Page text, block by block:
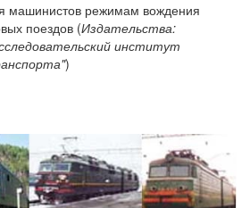
машинистов режимам вождения
поездов (Издательства:
институт
)